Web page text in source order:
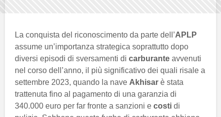
La conquista del riconoscimento da parte dell’APLP
assume un’importanza strategica soprattutto dopo
diversi episodi di sversamenti di carburante avvenuti
nel corso dell’anno, il più significativo dei quali risale a
settembre 2023, quando la nave Akhisar è stata
trattenuta fino al pagamento di una garanzia di
340.000 euro per far fronte a sanzioni e costi di